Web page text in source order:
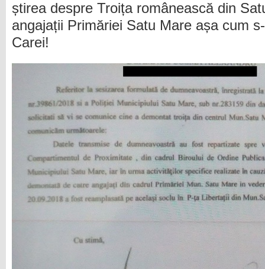
știrea despre Troița românească din
angajații Primăriei Satu Mare așa cum
Carei!